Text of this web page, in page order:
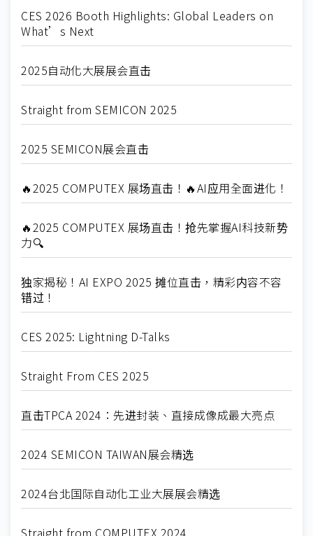
CES 2026 Booth Highlights: Global Leaders on
What’s Next
2025自动化大展展会直击
Straight from SEMICON 2025
2025 SEMICON展会直击
🔥2025 COMPUTEX 展场直击！🔥AI应用全面进化！
🔥2025 COMPUTEX 展场直击！抢先掌握AI科技新势
力🔍
独家揭秘！AI EXPO 2025 摊位直击，精彩内容不容
错过！
CES 2025: Lightning D-Talks
Straight From CES 2025
直击TPCA 2024：先进封装、直接成像成最大亮点
2024 SEMICON TAIWAN展会精选
2024台北国际自动化工业大展展会精选